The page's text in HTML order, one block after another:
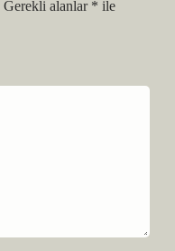
Gerekli alanlar * ile